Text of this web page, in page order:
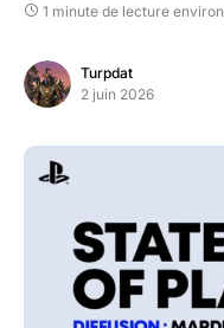
1 minute de lecture environ
Turpdat
2 juin 2026